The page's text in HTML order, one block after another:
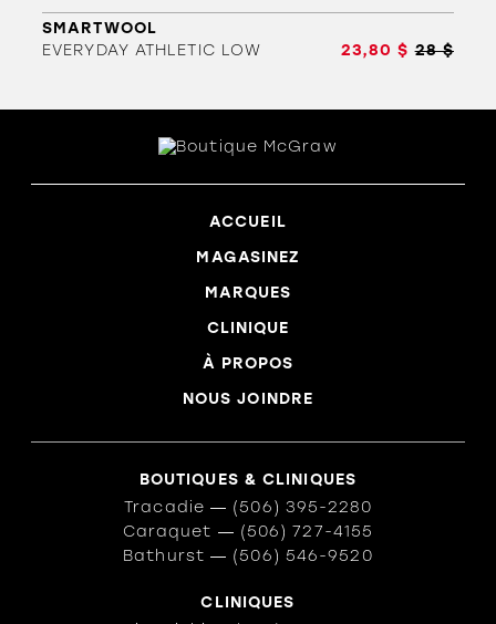
SMARTWOOL
EVERYDAY ATHLETIC LOW
23,80 $ 28 $
ACCUEIL
MAGASINEZ
MARQUES
CLINIQUE
À PROPOS
NOUS JOINDRE
BOUTIQUES & CLINIQUES
Tracadie ― (506) 395-2280
Caraquet ― (506) 727-4155
Bathurst ― (506) 546-9520
CLINIQUES